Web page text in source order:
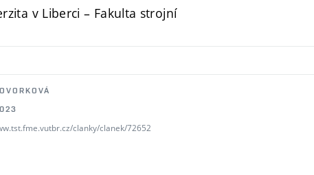
v Liberci – Fakulta strojní
clanky/clanek/72652